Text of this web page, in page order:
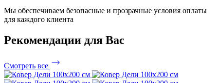
Мы обеспечиваем безопасные и прозрачные условия оплаты
для каждого клиента
Рекомендации для Вас
Смотреть все